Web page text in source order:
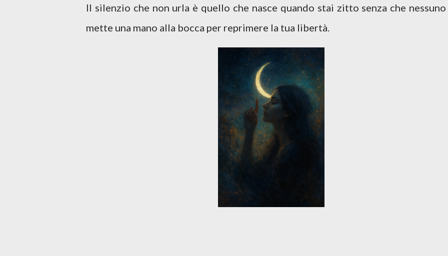
Il silenzio che non urla è quello che nasce quando stai zitto senza che
mette una mano alla bocca per reprimere la tua libertà.